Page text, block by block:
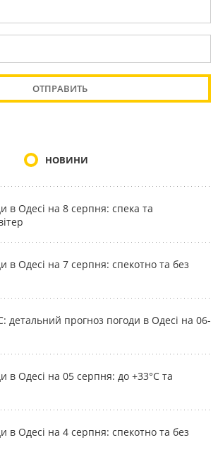
НОВИНИ
в Одесі на 8 серпня: спека та
в Одесі на 7 серпня: спекотно та без
детальний прогноз погоди в Одесі на 06-
в Одесі на 05 серпня: до +33°С та
в Одесі на 4 серпня: спекотно та без